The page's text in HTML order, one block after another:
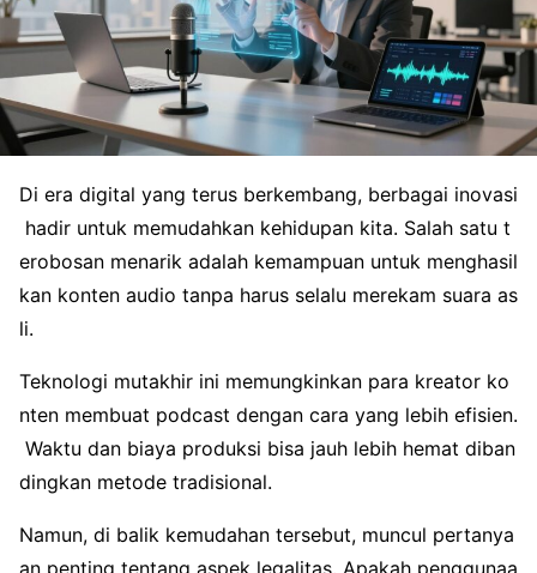
Di era digital yang terus berkembang, berbagai inovasi
hadir untuk memudahkan kehidupan kita. Salah satu t
erobosan menarik adalah kemampuan untuk menghasil
kan konten audio tanpa harus selalu merekam suara as
li.
Teknologi mutakhir ini memungkinkan para kreator ko
nten membuat podcast dengan cara yang lebih efisien.
Waktu dan biaya produksi bisa jauh lebih hemat diban
dingkan metode tradisional.
Namun, di balik kemudahan tersebut, muncul pertanya